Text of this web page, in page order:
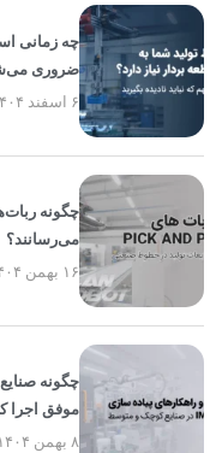
چه زمانی
ضروری
۶ اسفند ۱۴۰۴
می‌رسانند؟
۱۶ بهمن ۱۴۰۴
موفق اجرا
۸ بهمن ۱۴۰۴